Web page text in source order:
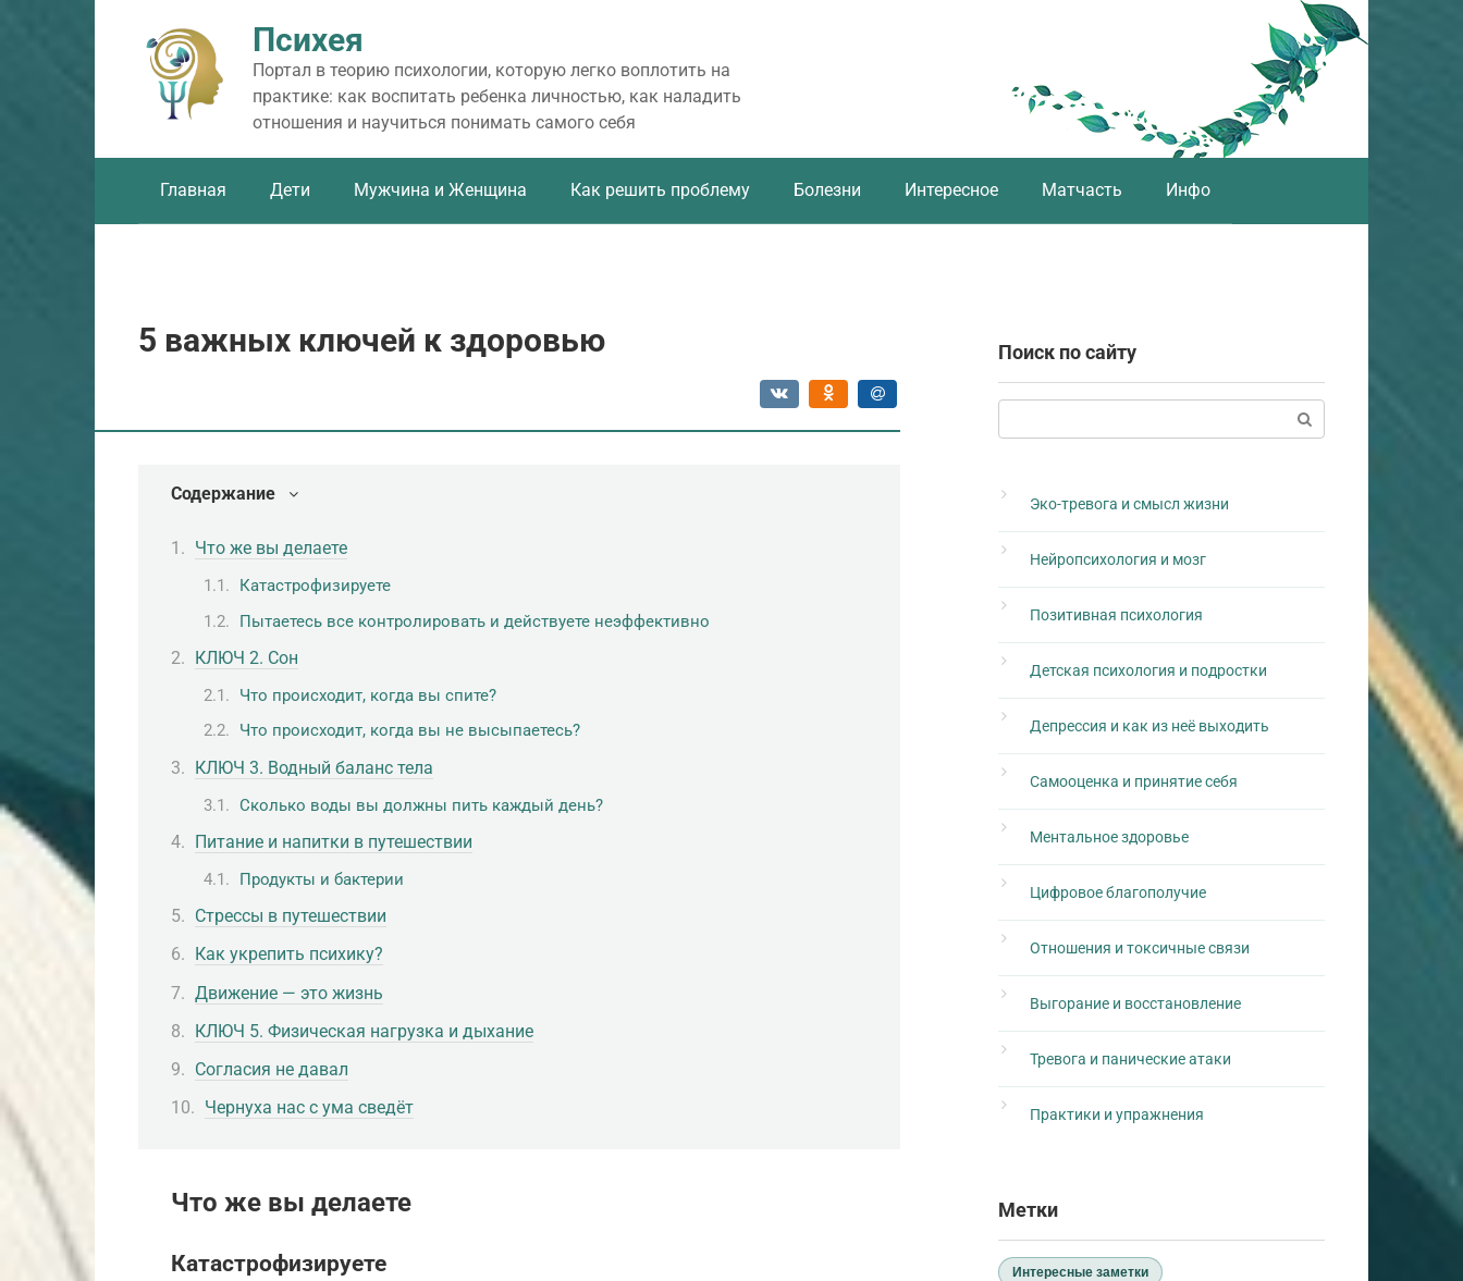
Психея
Портал в теорию психологии, которую легко воплотить на
практике: как воспитать ребенка личностью, как наладить
отношения и научиться понимать самого себя
Главная Дети Мужчина и Женщина Как решить проблему Болезни Интересное Матчасть Инфо
5 важных ключей к здоровью
Содержание
Что же вы делаете
Катастрофизируете
Пытаетесь все контролировать и действуете неэффективно
КЛЮЧ 2. Сон
Что происходит, когда вы спите?
Что происходит, когда вы не высыпаетесь?
КЛЮЧ 3. Водный баланс тела
Сколько воды вы должны пить каждый день?
Питание и напитки в путешествии
Продукты и бактерии
Стрессы в путешествии
Как укрепить психику?
Движение — это жизнь
КЛЮЧ 5. Физическая нагрузка и дыхание
Согласия не давал
Чернуха нас с ума сведёт
Что же вы делаете
Катастрофизируете
Поиск по сайту
Эко-тревога и смысл жизни
Нейропсихология и мозг
Позитивная психология
Детская психология и подростки
Депрессия и как из неё выходить
Самооценка и принятие себя
Ментальное здоровье
Цифровое благополучие
Отношения и токсичные связи
Выгорание и восстановление
Тревога и панические атаки
Практики и упражнения
Метки
Интересные заметки